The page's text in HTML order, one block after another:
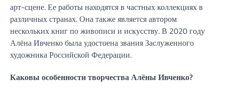
арт-сцене. Ее работы находятся в частных коллекциях в
различных странах. Она также является автором
нескольких книг по живописи и искусству. В 2020 году
Алёна Ивченко была удостоена звания Заслуженного
художника Российской Федерации.
Каковы особенности творчества Алёны Ивченко?